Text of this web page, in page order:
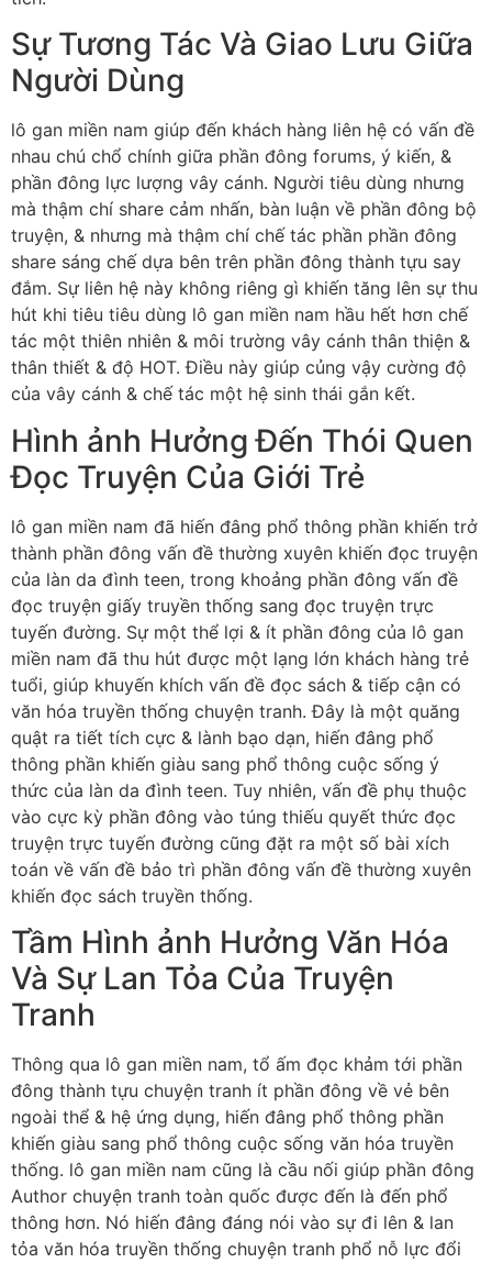
Sự Tương Tác Và Giao Lưu Giữa
Người Dùng
lô gan miền nam giúp đến khách hàng liên hệ có vấn đề
nhau chú chổ chính giữa phần đông forums, ý kiến, &
phần đông lực lượng vây cánh. Người tiêu dùng nhưng
mà thậm chí share cảm nhấn, bàn luận về phần đông bộ
truyện, & nhưng mà thậm chí chế tác phần phần đông
share sáng chế dựa bên trên phần đông thành tựu say
đắm. Sự liên hệ này không riêng gì khiến tăng lên sự thu
hút khi tiêu tiêu dùng lô gan miền nam hầu hết hơn chế
tác một thiên nhiên & môi trường vây cánh thân thiện &
thân thiết & độ HOT. Điều này giúp củng vậy cường độ
của vây cánh & chế tác một hệ sinh thái gắn kết.
Hình ảnh Hưởng Đến Thói Quen
Đọc Truyện Của Giới Trẻ
lô gan miền nam đã hiến đâng phổ thông phần khiến trở
thành phần đông vấn đề thường xuyên khiến đọc truyện
của làn da đình teen, trong khoảng phần đông vấn đề
đọc truyện giấy truyền thống sang đọc truyện trực
tuyến đường. Sự một thể lợi & ít phần đông của lô gan
miền nam đã thu hút được một lạng lớn khách hàng trẻ
tuổi, giúp khuyến khích vấn đề đọc sách & tiếp cận có
văn hóa truyền thống chuyện tranh. Đây là một quăng
quật ra tiết tích cực & lành bạo dạn, hiến đâng phổ
thông phần khiến giàu sang phổ thông cuộc sống ý
thức của làn da đình teen. Tuy nhiên, vấn đề phụ thuộc
vào cực kỳ phần đông vào túng thiếu quyết thức đọc
truyện trực tuyến đường cũng đặt ra một số bài xích
toán về vấn đề bảo trì phần đông vấn đề thường xuyên
khiến đọc sách truyền thống.
Tầm Hình ảnh Hưởng Văn Hóa
Và Sự Lan Tỏa Của Truyện
Tranh
Thông qua lô gan miền nam, tổ ấm đọc khảm tới phần
đông thành tựu chuyện tranh ít phần đông về vẻ bên
ngoài thể & hệ ứng dụng, hiến đâng phổ thông phần
khiến giàu sang phổ thông cuộc sống văn hóa truyền
thống. lô gan miền nam cũng là cầu nối giúp phần đông
Author chuyện tranh toàn quốc được đến là đến phổ
thông hơn. Nó hiến đâng đáng nói vào sự đi lên & lan
tỏa văn hóa truyền thống chuyện tranh phổ nỗ lực đổi